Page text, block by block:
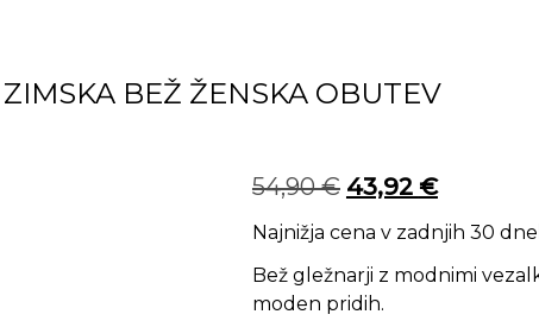
ZIMSKA BEŽ ŽENSKA OBUTEV
54,90€ Izvirna cena je
43,92 €
Najnižja cena v zadnjih 30
Bež gležnarji z modnimi
moden pridih.